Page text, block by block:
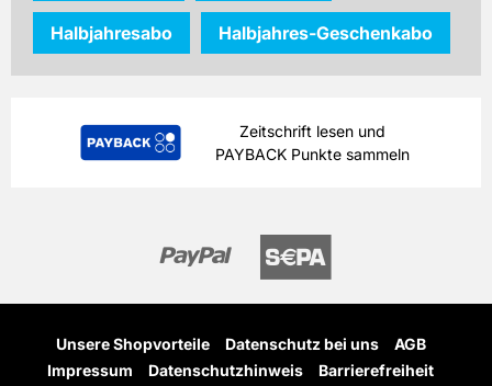
Halbjahresabo Halbjahres-Geschenkabo
Zeitschrift lesen und
PAYBACK Punkte sammeln
Unsere Shopvorteile Datenschutz bei uns
AGB
Impressum
Datenschutzhinweis Barrierefreiheit